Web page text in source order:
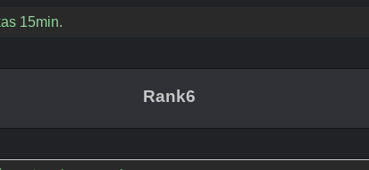
15min.
Rank6